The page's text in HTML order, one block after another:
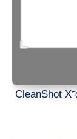
CleanShot X